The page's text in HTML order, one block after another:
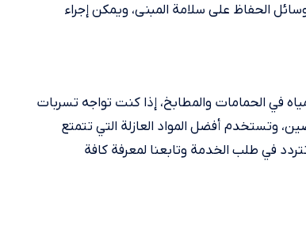
الحفاظ على سلامة المبنى، ويمكن إجراء
في الحمامات والمطابخ، إذا كنت تواجه تسربات
وتستخدم أفضل المواد العازلة التي تتمتع
في طلب الخدمة وتابعنا لمعرفة كافة